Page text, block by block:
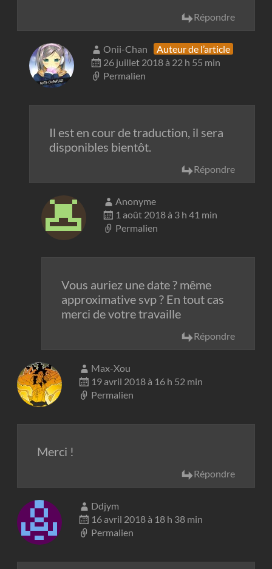
Répondre
Onii-Chan
Auteur de l’article
26 juillet 2018 à 22 h 55 min
Permalien
Il est en cour de traduction, il sera
disponibles bientôt.
Répondre
Anonyme
1 août 2018 à 3 h 41 min
Permalien
Vous auriez une date ? même
approximative svp ? En tout cas
merci de votre travaille
Répondre
Max-Xou
19 avril 2018 à 16 h 52 min
Permalien
Merci !
Répondre
Ddjym
16 avril 2018 à 18 h 38 min
Permalien